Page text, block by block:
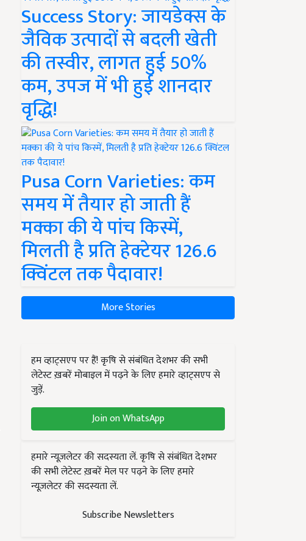
Success Story: जायडेक्स के
जैविक उत्पादों से बदली खेती
की तस्वीर, लागत हुई 50%
कम, उपज में भी हुई शानदार
वृद्धि!
Pusa Corn Varieties: कम
समय में तैयार हो जाती हैं
मक्का की ये पांच किस्में,
मिलती है प्रति हेक्टेयर 126.6
क्विंटल तक पैदावार!
More Stories
हम व्हाट्सएप पर हैं! कृषि से संबंधित देशभर की सभी
लेटेस्ट ख़बरें मोबाइल में पढ़ने के लिए हमारे व्हाट्सएप से
जुड़ें.
Join on WhatsApp
हमारे न्यूज़लेटर की सदस्यता लें. कृषि से संबंधित देशभर
की सभी लेटेस्ट ख़बरें मेल पर पढ़ने के लिए हमारे
न्यूज़लेटर की सदस्यता लें.
Subscribe Newsletters